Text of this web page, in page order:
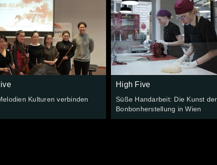
Kulturen verbinden
High Five
Süße Handarbeit: Die Kunst der
Bonbonherstellung in Wien